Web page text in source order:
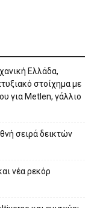
Ελλάδα,
στοίχημα με
για Metlen, γάλλιο
σειρά δεικτών
νέα ρεκόρ